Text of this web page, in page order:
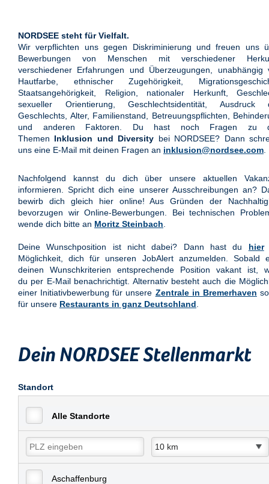
NORDSEE steht für Vielfalt.
Wir verpflichten uns gegen Diskriminierung und freuen uns
Bewerbungen von Menschen mit verschiedener
verschiedener Erfahrungen und Überzeugungen, unabhängig
Hautfarbe, ethnischer Zugehörigkeit,
Staatsangehörigkeit, Religion, nationaler Herkunft,
sexueller Orientierung, Geschlechtsidentität, Ausdruck
Geschlechts, Alter, Familienstand, Betreuungspflichten,
und anderen Faktoren. Du hast noch Fragen zu
Themen Inklusion und Diversity bei NORDSEE? Dann
uns eine E-Mail mit deinen Fragen an inklusion@nordsee.com
Nachfolgend kannst du dich über unsere aktuellen
informieren. Spricht dich eine unserer Ausschreibungen an?
bewirb dich gleich hier online! Aus Gründen der
bevorzugen wir Online-Bewerbungen. Bei technischen
wende dich bitte an Moritz Steinbach
Deine Wunschposition ist nicht dabei? Dann hast du hier
Möglichkeit, dich für unseren JobAlert anzumelden. Sobald
deinen Wunschkriterien entsprechende Position vakant ist,
du per E-Mail benachrichtigt. Alternativ besteht auch die
einer Initiativbewerbung für unsere Zentrale in Bremerhaven
für unsere Restaurants in ganz Deutschland
Dein NORDSEE Stellenmarkt
Standort
Alle Standorte
Aschaffenburg